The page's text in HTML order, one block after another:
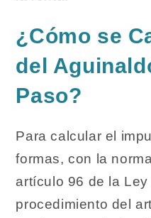
¿Cómo se
del
Paso?
Para calcular el
formas, con la
artículo 96 de la Ley
procedimiento del